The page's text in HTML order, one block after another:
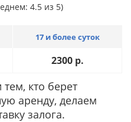
4.5 из 5)
17 и более суток
2300 р.
кто берет
аренду, делаем
залога.